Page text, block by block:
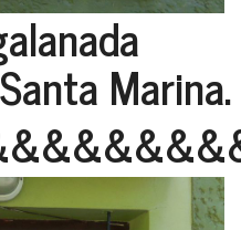
Marina.